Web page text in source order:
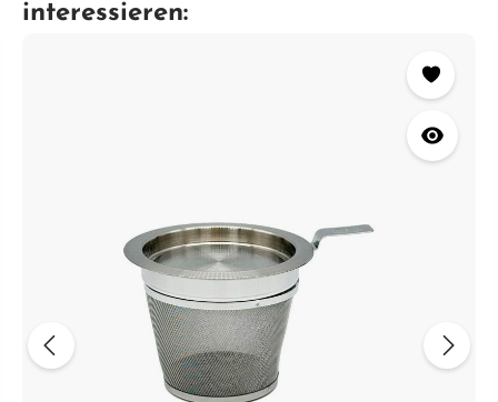
interessieren: